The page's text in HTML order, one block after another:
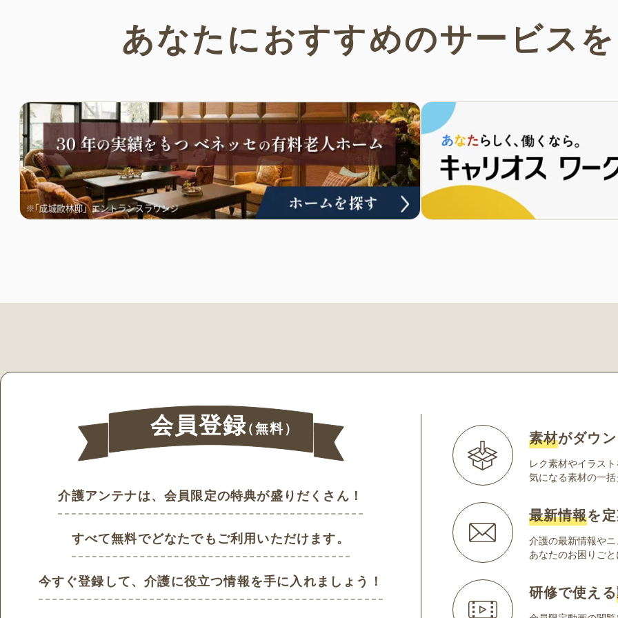
あなたにおすすめのサービス
会員登録（無料）
介護アンテナは、会員限定の特典が盛りだくさん！
すべて無料でどなたでもご利用いただけます。
今すぐ登録して、介護に役立つ情報を手に入れましょう！
素材がダウ
レク素材やイラス
気になる素材の一
最新情報を
介護の最新情報や
あなたのお困りご
研修で使える